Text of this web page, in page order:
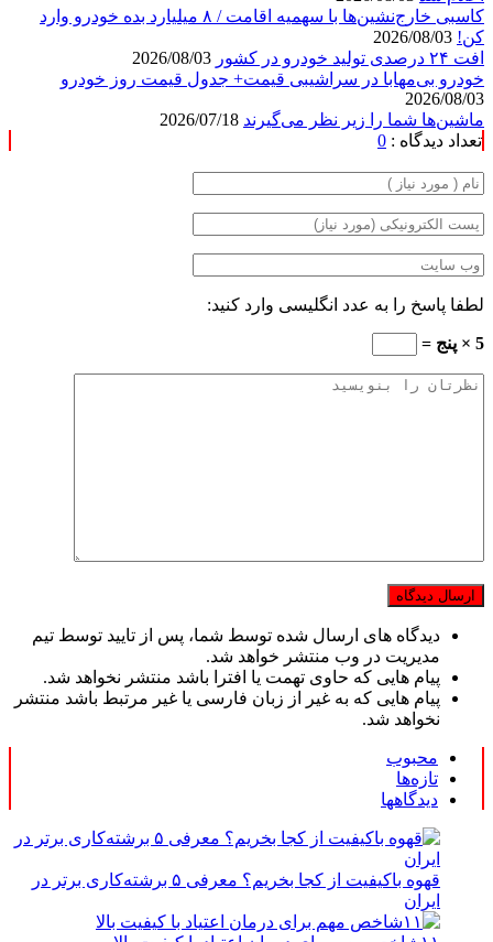
کاسبی خارج‌نشین‌ها با سهمیه اقامت / ۸ میلیارد بده خودرو وارد
کن!
افت ۲۴ درصدی تولید خودرو در کشور
خودرو بی‌مهابا در سراشیبی قیمت+ جدول قیمت روز خودرو
2026/08/03
ماشین‌ها شما را زیر نظر می‌گیرند
تعداد دیدگاه : 0
لطفا پاسخ را به عدد انگلیسی وارد کنید:
5 × پنج =
دیدگاه های ارسال شده توسط شما، پس از تایید توسط تیم
مدیریت در وب منتشر خواهد شد.
پیام هایی که حاوی تهمت یا افترا باشد منتشر نخواهد شد.
پیام هایی که به غیر از زبان فارسی یا غیر مرتبط باشد منتشر
نخواهد شد.
محبوب
تازه‌ها
دیدگاهها
قهوه باکیفیت از کجا بخریم؟ معرفی ۵ برشته‌کاری برتر در
ایران